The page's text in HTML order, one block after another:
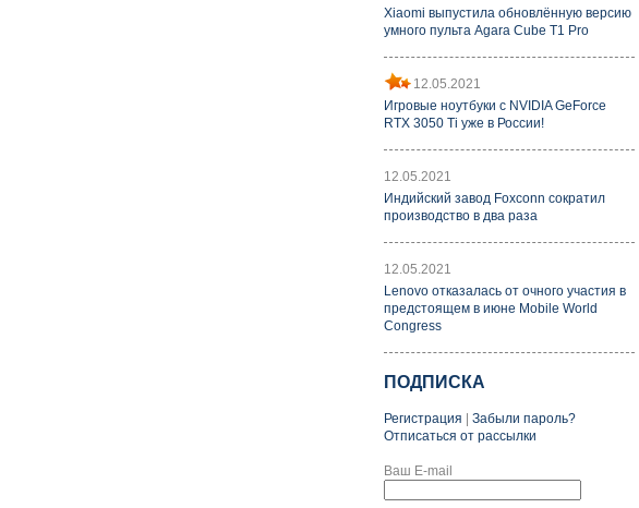
Xiaomi выпустила обновлённую версию
умного пульта Agara Cube T1 Pro
12.05.2021
Игровые ноутбуки с NVIDIA GeForce
RTX 3050 Ti уже в России!
12.05.2021
Индийский завод Foxconn сократил
производство в два раза
12.05.2021
Lenovo отказалась от очного участия в
предстоящем в июне Mobile World
Congress
ПОДПИСКА
Регистрация
Забыли пароль?
Отписаться от рассылки
Ваш E-mail